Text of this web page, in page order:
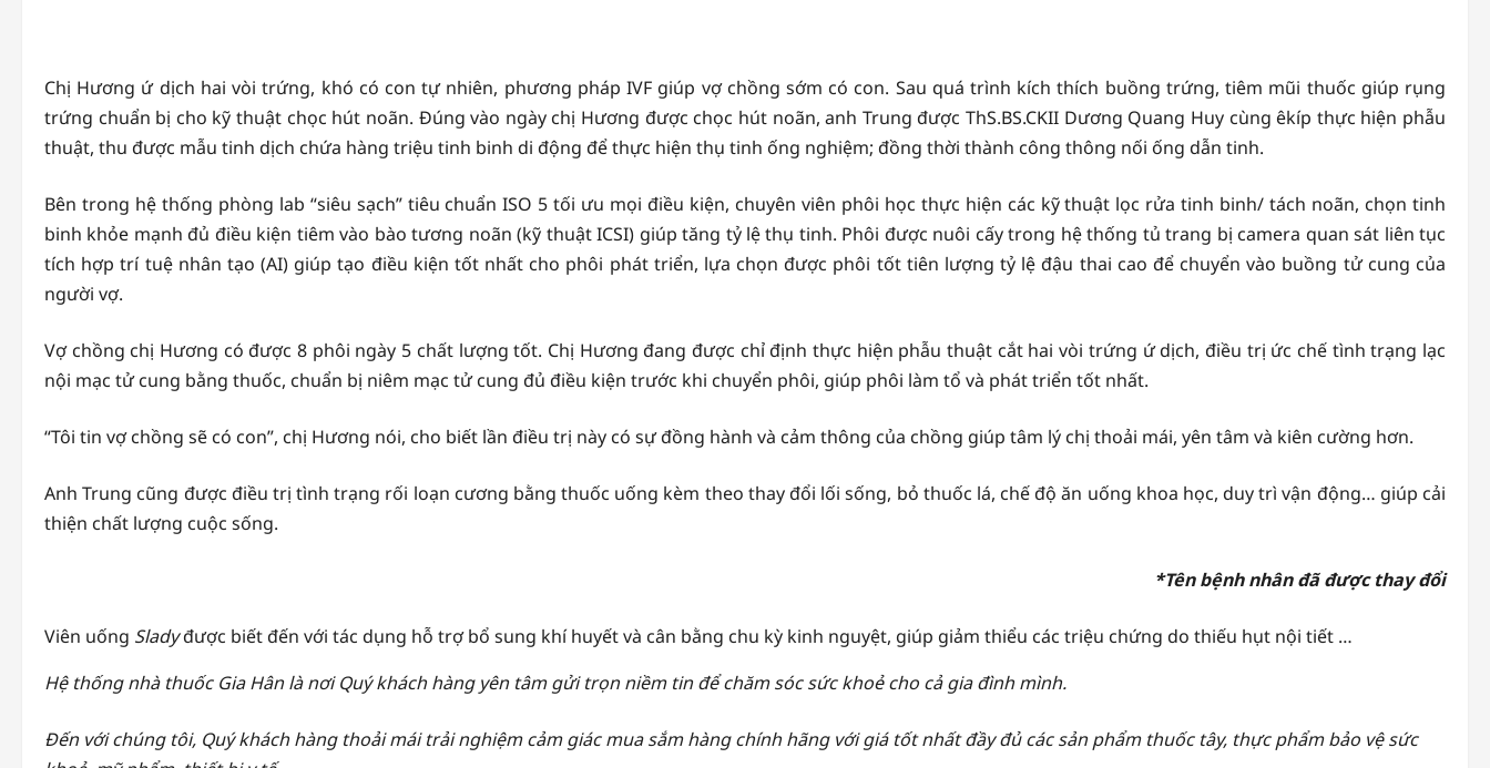
Chị Hương ứ dịch hai vòi trứng, khó có con tự nhiên, phương pháp IVF giúp vợ chồng sớm có con. Sau quá trình kích thích buồng trứng, tiêm mũi thuốc giúp rụng
trứng chuẩn bị cho kỹ thuật chọc hút noãn. Đúng vào ngày chị Hương được chọc hút noãn, anh Trung được ThS.BS.CKII Dương Quang Huy cùng êkíp thực hiện phẫu
thuật, thu được mẫu tinh dịch chứa hàng triệu tinh binh di động để thực hiện thụ tinh ống nghiệm; đồng thời thành công thông nối ống dẫn tinh.
Bên trong hệ thống phòng lab “siêu sạch” tiêu chuẩn ISO 5 tối ưu mọi điều kiện, chuyên viên phôi học thực hiện các kỹ thuật lọc rửa tinh binh/ tách noãn, chọn tinh
binh khỏe mạnh đủ điều kiện tiêm vào bào tương noãn (kỹ thuật ICSI) giúp tăng tỷ lệ thụ tinh. Phôi được nuôi cấy trong hệ thống tủ trang bị camera quan sát liên tục
tích hợp trí tuệ nhân tạo (AI) giúp tạo điều kiện tốt nhất cho phôi phát triển, lựa chọn được phôi tốt tiên lượng tỷ lệ đậu thai cao để chuyển vào buồng tử cung của
người vợ.
Vợ chồng chị Hương có được 8 phôi ngày 5 chất lượng tốt. Chị Hương đang được chỉ định thực hiện phẫu thuật cắt hai vòi trứng ứ dịch, điều trị ức chế tình trạng lạc
nội mạc tử cung bằng thuốc, chuẩn bị niêm mạc tử cung đủ điều kiện trước khi chuyển phôi, giúp phôi làm tổ và phát triển tốt nhất.
“Tôi tin vợ chồng sẽ có con”, chị Hương nói, cho biết lần điều trị này có sự đồng hành và cảm thông của chồng giúp tâm lý chị thoải mái, yên tâm và kiên cường hơn.
Anh Trung cũng được điều trị tình trạng rối loạn cương bằng thuốc uống kèm theo thay đổi lối sống, bỏ thuốc lá, chế độ ăn uống khoa học, duy trì vận động… giúp cải
thiện chất lượng cuộc sống.
*Tên bệnh nhân đã được thay đổi
Viên uống Sladyđược biết đến với tác dụng hỗ trợ bổ sung khí huyết và cân bằng chu kỳ kinh nguyệt, giúp giảm thiểu các triệu chứng do thiếu hụt nội tiết …
Hệ thống nhà thuốc Gia Hân là nơi Quý khách hàng yên tâm gửi trọn niềm tin để chăm sóc sức khoẻ cho cả gia đình mình.
Đến với chúng tôi, Quý khách hàng thoải mái trải nghiệm cảm giác mua sắm hàng chính hãng với giá tốt nhất đầy đủ các sản phẩm thuốc tây, thực phẩm bảo vệ sức